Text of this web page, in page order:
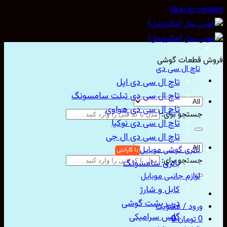
Skip to
قطعات گوشی
جستجو برای:
جستجو برای:
ورود / عضویت
تومان0
تاچ ال سی دی
تاچ ال سی دی اپل
تاچ ال سی دی تبلت سامسونگ
تاچ ال سی دی هواوی
تاچ ال سی دی نوکیا
تاچ ال سی دی ال جی
باتری گوشی موبایل
باتری سامسونگ
لوازم جانبی موبایل
کابل و شارژ
درب پشت گوشی
گلس سرامیکی